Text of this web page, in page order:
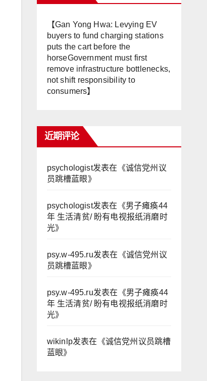
【Gan Yong Hwa: Levying EV
buyers to fund charging stations
puts the cart before the
horseGovernment must first
remove infrastructure bottlenecks,
not shift responsibility to
consumers】
近期评论
psychologist发表在《诚信党州议
员跳槽蓝眼》
psychologist发表在《男子瘫痪44
年 生活清贫/ 盼有电视报纸消磨时
光》
psy.w-495.ru发表在《诚信党州议
员跳槽蓝眼》
psy.w-495.ru发表在《男子瘫痪44
年 生活清贫/ 盼有电视报纸消磨时
光》
wikinlp发表在《诚信党州议员跳槽
蓝眼》